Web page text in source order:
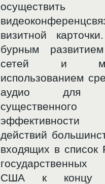
осуществить
визитной
бурным
сетей и
использованием
аудио для
эффективности
действий
входящих в список
государственных
США к концу